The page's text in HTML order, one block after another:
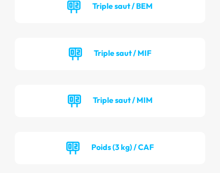
Triple saut / BEM
Triple saut / MIF
Triple saut / MIM
Poids (3 kg) / CAF